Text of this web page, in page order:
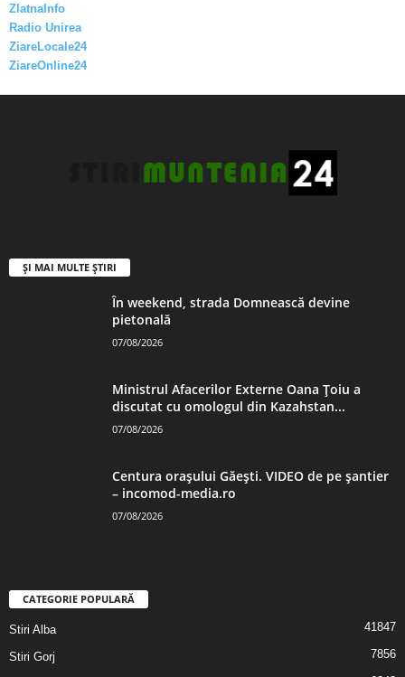
ZlatnaInfo
Radio Unirea
ZiareLocale24
ZiareOnline24
ȘI MAI MULTE ȘTIRI
În weekend, strada Domnească devine
pietonală
07/08/2026
Ministrul Afacerilor Externe Oana Țoiu a
discutat cu omologul din Kazahstan...
07/08/2026
Centura orașului Găești. VIDEO de pe șantier
– incomod-media.ro
07/08/2026
CATEGORIE POPULARĂ
Stiri Alba 41847
Stiri Gorj 7856